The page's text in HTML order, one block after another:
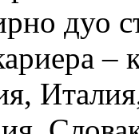
дуо
–